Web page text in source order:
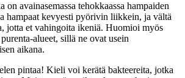
on avainasemassa tehokkaassa hampaiden
hampaat kevyesti pyörivin liikkein, ja vältä
jotta et vahingoita ikeniä. Huomioi myös
alueet, sillä ne ovat usein
aikana.
pintaa! Kieli voi kerätä bakteereita, jotka